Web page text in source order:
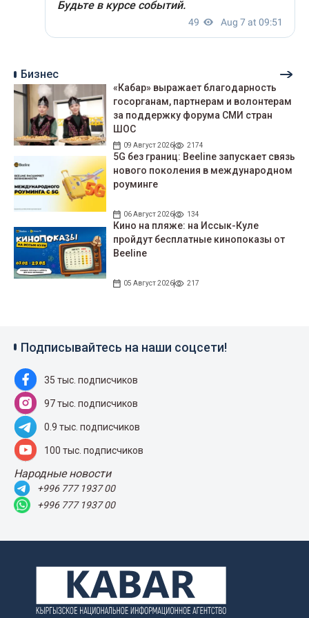
Бизнес
«Кабар» выражает благодарность
госорганам, партнерам и волонтерам
за поддержку форума СМИ стран
ШОС
09 Август 2026 2174
5G без границ: Beeline запускает связь
нового поколения в международном
роуминге
06 Август 2026 134
Кино на пляже: на Иссык-Куле
пройдут беcплатные кинопоказы от
Beeline
05 Август 2026 217
Подписывайтесь на наши соцсети!
35 тыс. подписчиков
97 тыс. подписчиков
0.9 тыс. подписчиков
100 тыс. подписчиков
Народные новости
+996 777 1937 00
+996 777 1937 00